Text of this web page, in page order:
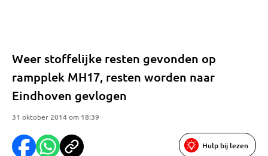
Weer stoffelijke resten gevonden op
rampplek MH17, resten worden naar
Eindhoven gevlogen
31 oktober 2014 om 18:39
Hulp bij lezen